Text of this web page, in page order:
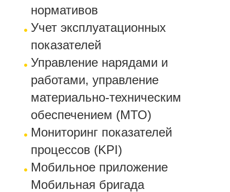
нормативов
Учет эксплуатационных
показателей
Управление нарядами и
работами, управление
материально-техническим
обеспечением (МТО)
Мониторинг показателей
процессов (KPI)
Мобильное приложение
Мобильная бригада